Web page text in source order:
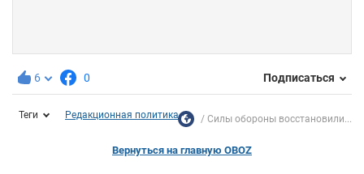
6 0 Подписаться
Теги Редакционная политика Силы обороны восстановили...
Вернуться на главную OBOZ